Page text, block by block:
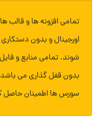
تمامی افزونه ها و قالب
اورجینال و بدون
شوند. تمامی منابع و
بدون قفل گذاری می
سورس ها اطمینان حاصل